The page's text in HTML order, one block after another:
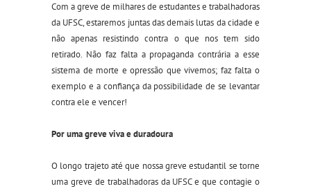
Com a greve de milhares de estudantes e trabalhadoras
da UFSC, estaremos juntas das demais lutas da cidade e
não apenas resistindo contra o que nos tem sido
retirado. Não faz falta a propaganda contrária a esse
sistema de morte e opressão que vivemos; faz falta o
exemplo e a confiança da possibilidade de se levantar
contra ele e vencer!
Por uma grevevivae duradoura
O longo trajeto até que nossa greve estudantil se torne
uma greve de trabalhadoras da UFSC e que contagie o